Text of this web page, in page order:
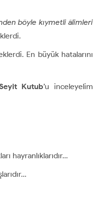
böyle kıymetli âlimleri
En büyük hatalarını
Kutub’u inceleyelim
hayranlıklarıdır…